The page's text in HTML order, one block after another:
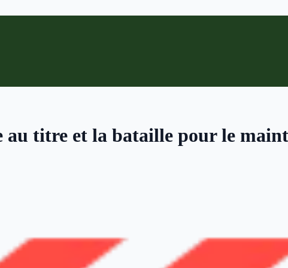
au titre et la bataille pour le